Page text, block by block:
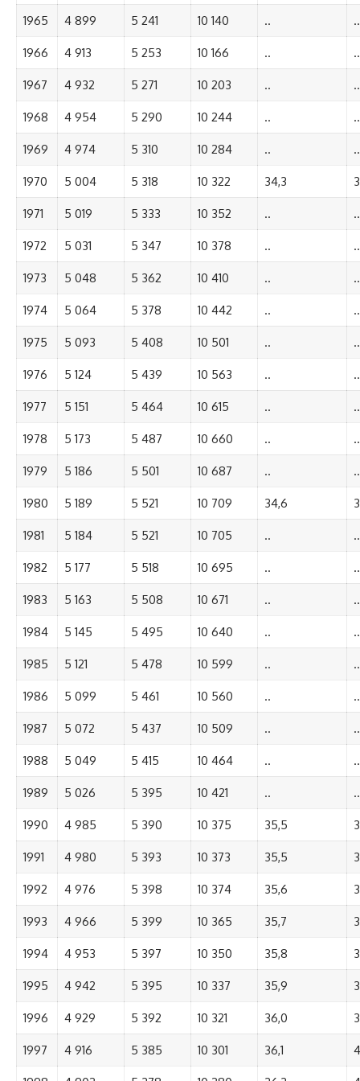
1965 4 899 5 241 10 140 .. ..
1966 4 913 5 253 10 166 .. ..
1967 4 932 5 271 10 203 .. ..
1968 4 954 5 290 10 244 .. ..
1969 4 974 5 310 10 284 .. ..
1970 5 004 5 318 10 322 34,3
1971 5 019 5 333 10 352 .. ..
1972 5 031 5 347 10 378 .. ..
1973 5 048 5 362 10 410 .. ..
1974 5 064 5 378 10 442 .. ..
1975 5 093 5 408 10 501 .. ..
1976 5 124 5 439 10 563 .. ..
1977 5 151 5 464 10 615 .. ..
1978 5 173 5 487 10 660 .. ..
1979 5 186 5 501 10 687 .. ..
1980 5 189 5 521 10 709 34,6
1981 5 184 5 521 10 705 .. ..
1982 5 177 5 518 10 695 .. ..
1983 5 163 5 508 10 671 .. ..
1984 5 145 5 495 10 640 .. ..
1985 5 121 5 478 10 599 .. ..
1986 5 099 5 461 10 560 .. ..
1987 5 072 5 437 10 509 .. ..
1988 5 049 5 415 10 464 .. ..
1989 5 026 5 395 10 421 .. ..
1990 4 985 5 390 10 375 35,5
1991 4 980 5 393 10 373 35,5
1992 4 976 5 398 10 374 35,6
1993 4 966 5 399 10 365 35,7
1994 4 953 5 397 10 350 35,8
1995 4 942 5 395 10 337 35,9
1996 4 929 5 392 10 321 36,0
1997 4 916 5 385 10 301 36,1